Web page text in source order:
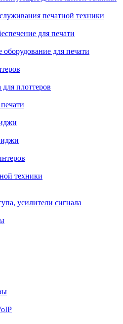
печатной техники
для печати
для печати
плоттеров
техники
усилители сигнала